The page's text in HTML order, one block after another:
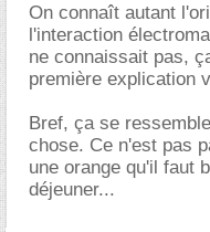
On connaît autant
l'interaction
ne connaissait pas,
première explication
Bref, ça se
chose. Ce n'est pas
une orange qu'il faut
déjeuner...